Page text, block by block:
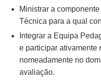
Ministrar a
Técnica para a qual
Integrar a Equipa
e participar ativamente
nomeadamente no
avaliação.